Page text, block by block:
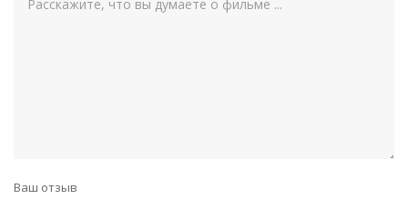
Ваш отзыв